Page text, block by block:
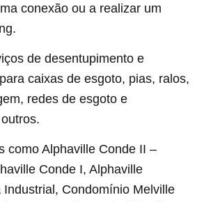
conexão ou a realizar um
de desentupimento e
caixas de esgoto, pias, ralos,
redes de esgoto e
como Alphaville Conde II –
Conde I, Alphaville
Industrial, Condomínio Melville